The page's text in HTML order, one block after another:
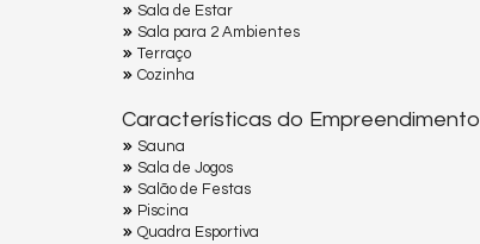
Sala de Estar
Sala para 2 Ambientes
Terraço
Cozinha
Características do Empreendimento
Sauna
Sala de Jogos
Salão de Festas
Piscina
Quadra Esportiva